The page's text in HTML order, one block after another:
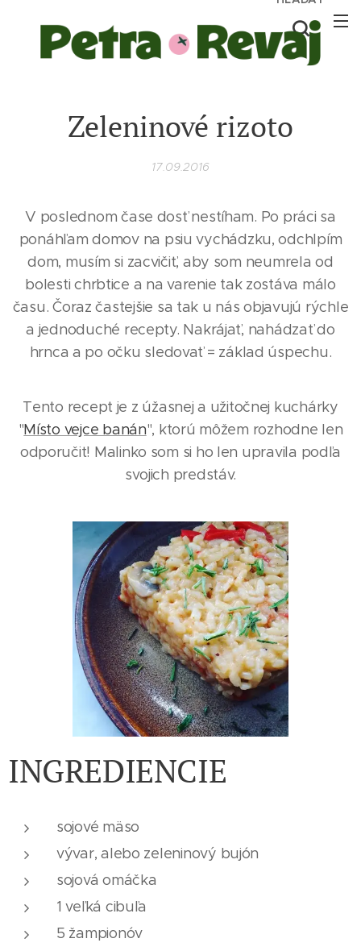
Zeleninové rizoto
17.09.2016
V poslednom čase dosť nestíham. Po práci sa
ponáhľam domov na psiu vychádzku, odchlpím
dom, musím si zacvičiť, aby som neumrela od
bolesti chrbtice a na varenie tak zostáva málo
času. Čoraz častejšie sa tak u nás objavujú rýchle
a jednoduché recepty. Nakrájať, nahádzať do
hrnca a po očku sledovať = základ úspechu.
Tento recept je z úžasnej a užitočnej kuchárky
"Místo vejce banán", ktorú môžem rozhodne len
odporučiť! Malinko som si ho len upravila podľa
svojich predstáv.
INGREDIENCIE
sojové mäso
vývar, alebo zeleninový bujón
sojová omáčka
1 veľká cibuľa
5 žampionóv